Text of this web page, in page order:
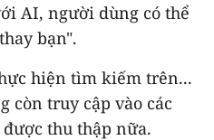
AI, người dùng có thể
bạn".
hiện tìm kiếm trên...
còn truy cập vào các
thu thập nữa.